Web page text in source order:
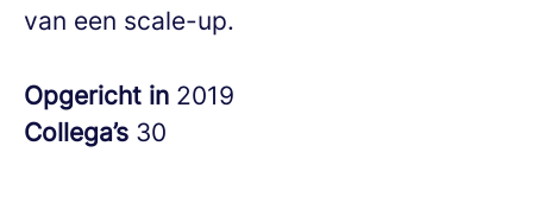
van een scale-up.
Opgericht in 2019
Collega’s 30